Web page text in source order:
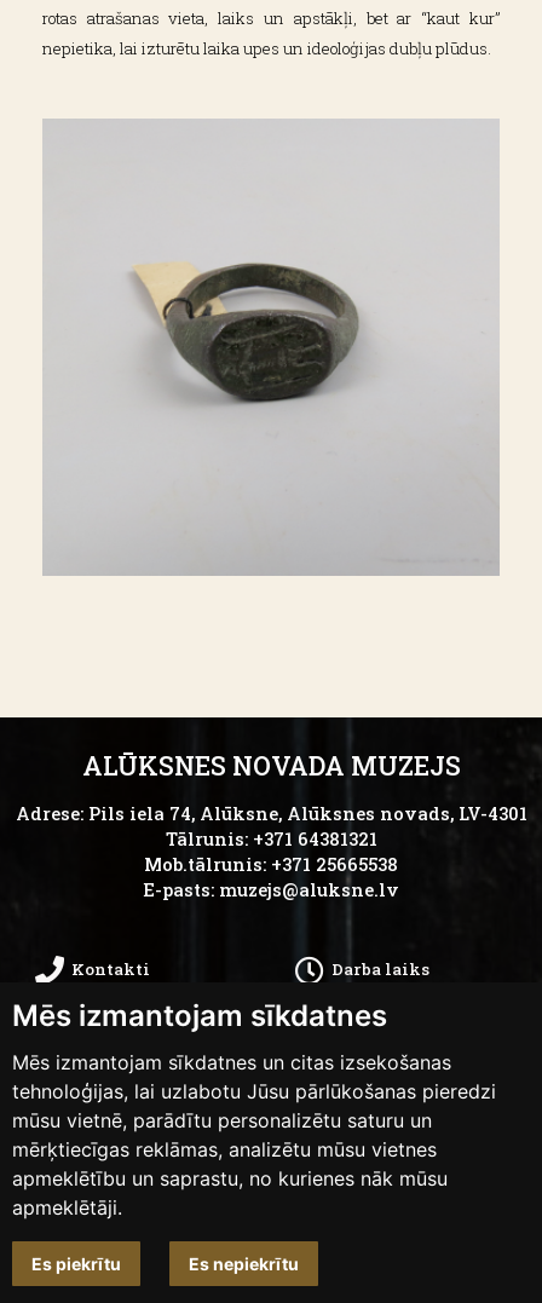
Mēs izmantojam sīkdatnes
Mēs izmantojam sīkdatnes un citas izsekošanas
tehnoloģijas, lai uzlabotu Jūsu pārlūkošanas pieredzi
mūsu vietnē, parādītu personalizētu saturu un
mērķtiecīgas reklāmas, analizētu mūsu vietnes
apmeklētību un saprastu, no kurienes nāk mūsu
apmeklētāji.
Es piekrītu Es nepiekrītu
rotas atrašanas vieta, laiks un apstākļi, bet ar “kaut kur”
nepietika, lai izturētu laika upes un ideoloģijas dubļu plūdus.
ALŪKSNES NOVADA MUZEJS
Adrese: Pils iela 74, Alūksne, Alūksnes novads, LV-4301
Tālrunis: +371 64381321
Mob.tālrunis: +371 25665538
E-pasts: muzejs@aluksne.lv
Kontakti Darba laiks
Kā nokļūt Privātums
Piekļūstamības
paziņojums
Anketas
Dizains un izstrāde